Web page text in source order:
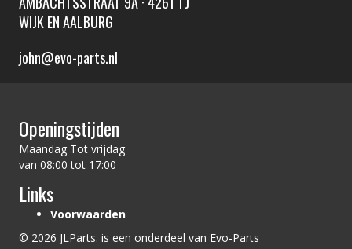
WIJK EN AALBURG
john@evo-parts.nl
Openingstijden
Maandag Tot vrijdag
van 08:00 tot 17:00
Links
Voorwaarden
© 2026 JLParts. is een onderdeel van Evo-Parts